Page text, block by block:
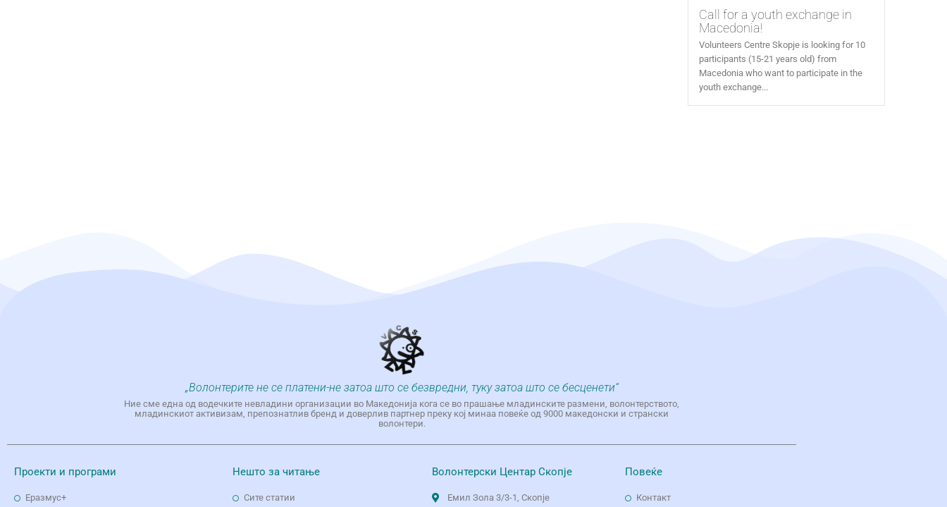
Call for a youth exchange in
Macedonia!
Volunteers Centre Skopje is looking for 10
participants (15-21 years old) from
Macedonia who want to participate in the
youth exchange...
„Волонтерите не се платени-не затоа што се безвредни, туку затоа што се бесценети“
Ние сме една од водечките невладини организации во Македонија кога се во прашање младинските размени, волонтерството,
младинскиот активизам, препознатлив бренд и доверлив партнер преку кој минаа повеќе од 9000 македонски и странски
волонтери.
Проекти и програми
Еразмус+
Нешто за читање
Сите статии
Волонтерски Центар Скопје
Емил Зола 3/3-1, Скопје
Повеќе
Контакт